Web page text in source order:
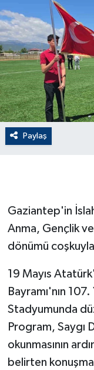
Paylaş
Gaziantep'in
Anma, Gençlik ve
dönümü
19 Mayıs
Bayramı'nın
Stadyumunda
Program, Saygı
okunmasının
belirten
Dış Haberler
Dünya
EĞİTİM
EKONOMİ
English News
Flaş Haber
Gayrimenkul
GÜNDEM
Güvenlik